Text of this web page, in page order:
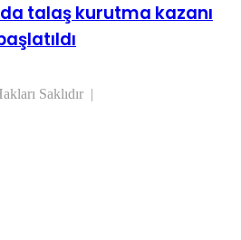
talaş kurutma kazanı
Saklıdır |